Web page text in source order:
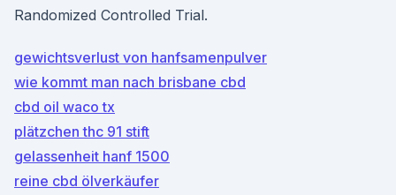
Randomized Controlled Trial.
gewichtsverlust von hanfsamenpulver
wie kommt man nach brisbane cbd
cbd oil waco tx
plätzchen thc 91 stift
gelassenheit hanf 1500
reine cbd ölverkäufer